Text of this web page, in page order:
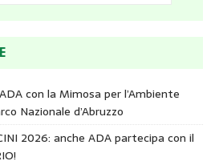
con la Mimosa per l’Ambiente
Nazionale d’Abruzzo
2026: anche ADA partecipa con il